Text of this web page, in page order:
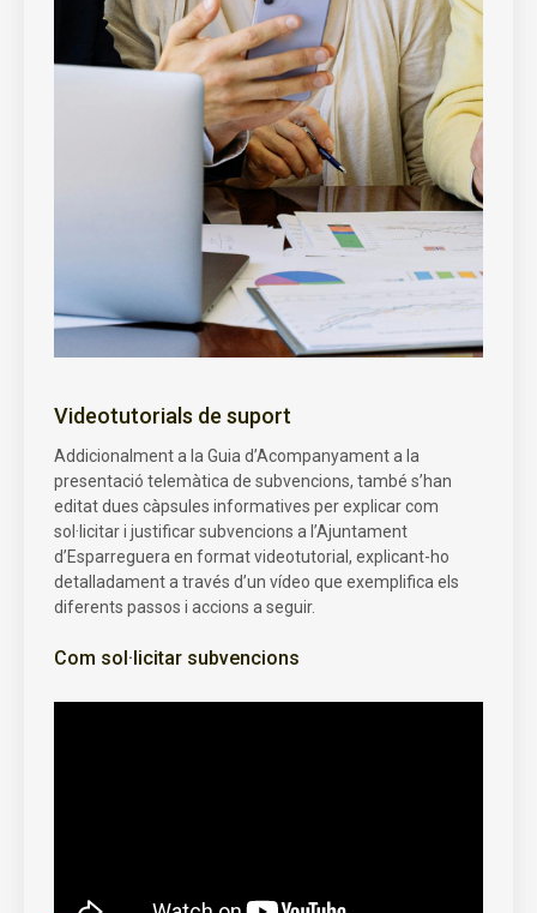
Videotutorials de suport
Addicionalment a la Guia d’Acompanyament a la
presentació telemàtica de subvencions, també s’han
editat dues càpsules informatives per explicar com
sol·licitar i justificar subvencions a l’Ajuntament
d’Esparreguera en format videotutorial, explicant-ho
detalladament a través d’un vídeo que exemplifica els
diferents passos i accions a seguir.
Com sol·licitar subvencions